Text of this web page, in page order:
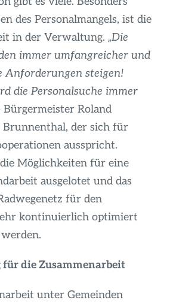
des Personalmangels, ist die
in der Verwaltung. „Die
immer umfangreicher und
Anforderungen steigen!
die Personalsuche immer
Bürgermeister Roland
der sich für
ausspricht.
Möglichkeiten für eine
ausgelotet und das
für den
kontinuierlich optimiert
die Zusammenarbeit
unter Gemeinden